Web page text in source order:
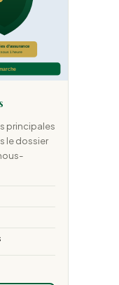
principales
le dossier